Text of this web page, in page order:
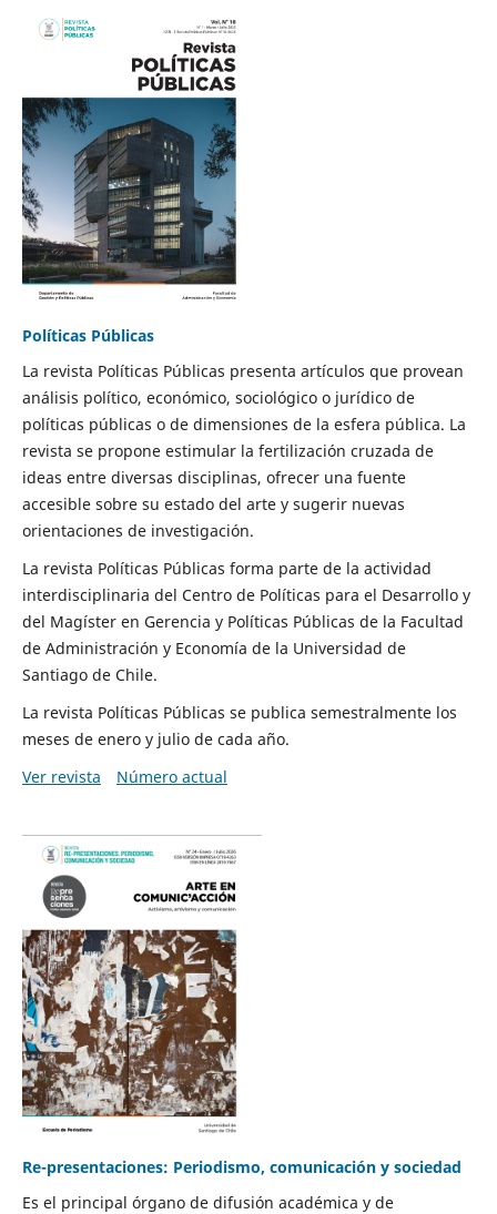
Políticas Públicas
La revista Políticas Públicas presenta artículos que provean
análisis político, económico, sociológico o jurídico de
políticas públicas o de dimensiones de la esfera pública. La
revista se propone estimular la fertilización cruzada de
ideas entre diversas disciplinas, ofrecer una fuente
accesible sobre su estado del arte y sugerir nuevas
orientaciones de investigación.
La revista Políticas Públicas forma parte de la actividad
interdisciplinaria del Centro de Políticas para el Desarrollo y
del Magíster en Gerencia y Políticas Públicas de la Facultad
de Administración y Economía de la Universidad de
Santiago de Chile.
La revista Políticas Públicas se publica semestralmente los
meses de enero y julio de cada año.
Ver revista
Número actual
Re-presentaciones: Periodismo, comunicación y sociedad
Es el principal órgano de difusión académica y de